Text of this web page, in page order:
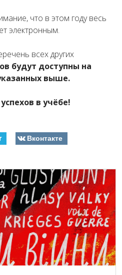
что в этом году весь
электронным.
всех других
будут доступны на
выше.
в учёбе!
Вконтакте